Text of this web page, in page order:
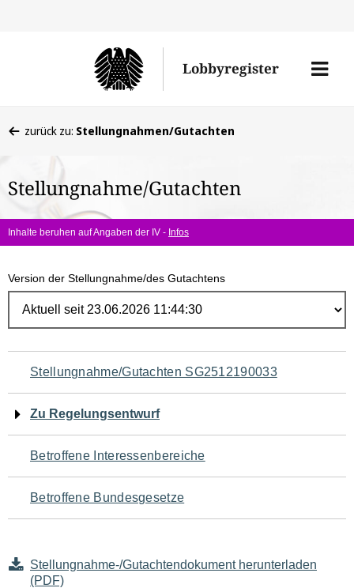
Lobbyregister
Menü
befinden
hier:
zurück zu: Stellungnahmen/Gutachten
Stellungnahme/Gutachten
Inhalte beruhen auf Angaben der IV - Infos
Version der Stellungnahme/des Gutachtens
Navigation
für
den
Seiteninhalt
Stellungnahme/Gutachten SG2512190033
Zu Regelungsentwurf
Betroffene Interessenbereiche
Betroffene Bundesgesetze
Stellungnahme-/Gutachtendokument herunterladen
(PDF)